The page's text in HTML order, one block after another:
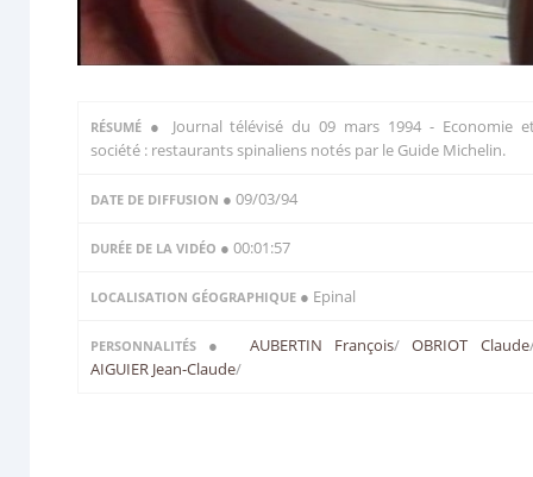
RÉSUMÉ ● Journal télévisé du 09 mars 1994 - Economie
société : restaurants spinaliens notés par le Guide Michelin.
DATE DE DIFFUSION ● 09/03/94
DURÉE DE LA VIDÉO ● 00:01:57
LOCALISATION GÉOGRAPHIQUE ● Epinal
PERSONNALITÉS ●AUBERTIN François/ OBRIOT Claude
AIGUIER Jean-Claude/